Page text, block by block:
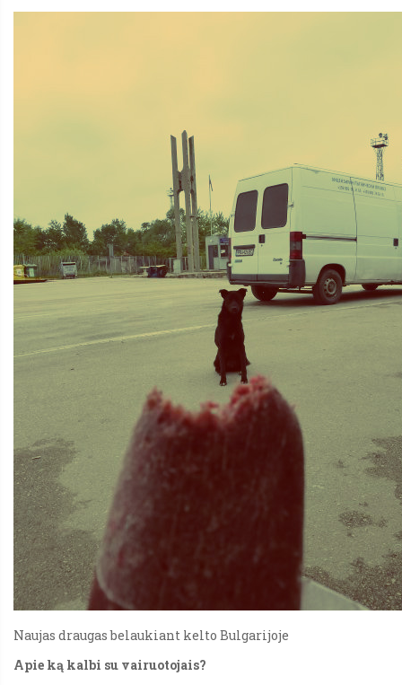
Naujas draugas belaukiant kelto Bulgarijoje
Apie ką kalbi su vairuotojais?